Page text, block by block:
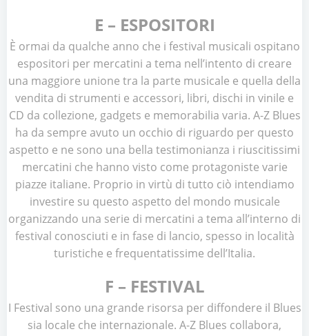
E – ESPOSITORI
È ormai da qualche anno che i festival musicali ospitano
espositori per mercatini a tema nell’intento di creare
una maggiore unione tra la parte musicale e quella della
vendita di strumenti e accessori, libri, dischi in vinile e
CD da collezione, gadgets e memorabilia varia. A-Z Blues
ha da sempre avuto un occhio di riguardo per questo
aspetto e ne sono una bella testimonianza i riuscitissimi
mercatini che hanno visto come protagoniste varie
piazze italiane. Proprio in virtù di tutto ciò intendiamo
investire su questo aspetto del mondo musicale
organizzando una serie di mercatini a tema all’interno di
festival conosciuti e in fase di lancio, spesso in località
turistiche e frequentatissime dell’Italia.
F – FESTIVAL
I Festival sono una grande risorsa per diffondere il Blues
sia locale che internazionale. A-Z Blues collabora,